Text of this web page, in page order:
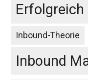
Erfolgreich
Inbound-Theorie
Inbound